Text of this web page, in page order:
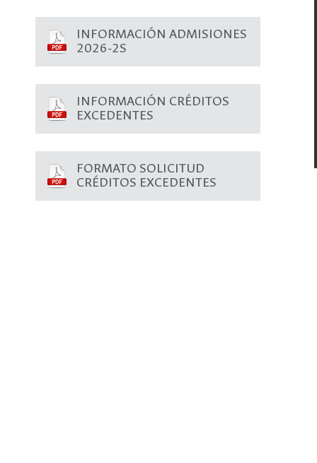
INFORMACIÓN ADMISIONES
2026-2S
INFORMACIÓN CRÉDITOS
EXCEDENTES
FORMATO SOLICITUD
CRÉDITOS EXCEDENTES